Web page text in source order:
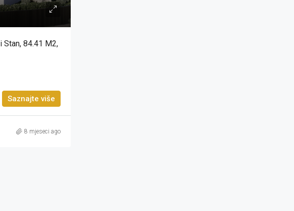
Stan, 84.41 M2,
Saznajte više
8 mjeseci ago